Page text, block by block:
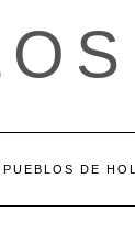
PUEBLOS DE